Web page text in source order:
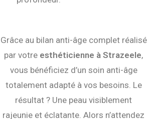
Grâce au bilan anti-âge complet réalisé
par votre esthéticienne à Strazeele,
vous bénéficiez d’un soin anti-âge
totalement adapté à vos besoins. Le
résultat ? Une peau visiblement
rajeunie et éclatante. Alors n’attendez